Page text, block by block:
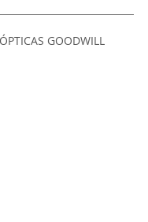
ÓPTICAS GOODWILL